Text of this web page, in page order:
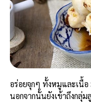
อร่อยจุกๆ ทั้งหมูและเนื้
นอกจากนั้นยังเข้าถึงกลุ่ม